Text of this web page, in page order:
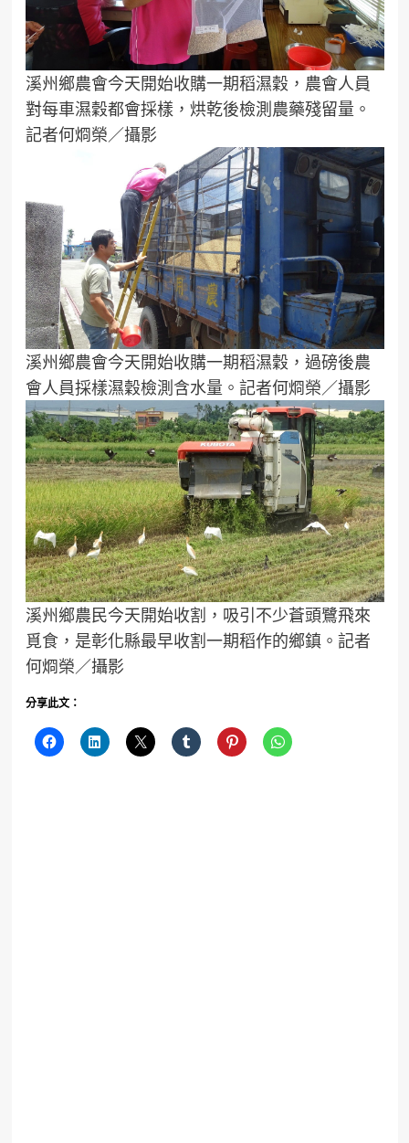
溪州鄉農會今天開始收購一期稻濕穀，農會人員
對每車濕穀都會採樣，烘乾後檢測農藥殘留量。
記者何烱榮／攝影
溪州鄉農會今天開始收購一期稻濕穀，過磅後農
會人員採樣濕穀檢測含水量。記者何烱榮／攝影
溪州鄉農民今天開始收割，吸引不少蒼頭鷺飛來
覓食，是彰化縣最早收割一期稻作的鄉鎮。記者
何烱榮／攝影
分享此文：